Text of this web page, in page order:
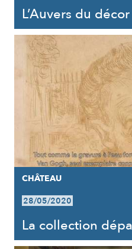
L’Auvers du décor
CHÂTEAU
28/05/2020
La collection